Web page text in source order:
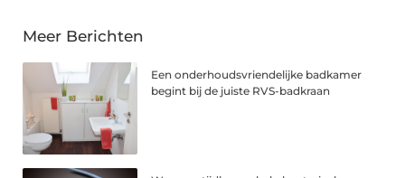
Meer Berichten
Een onderhoudsvriendelijke badkamer
begint bij de juiste RVS-badkraan